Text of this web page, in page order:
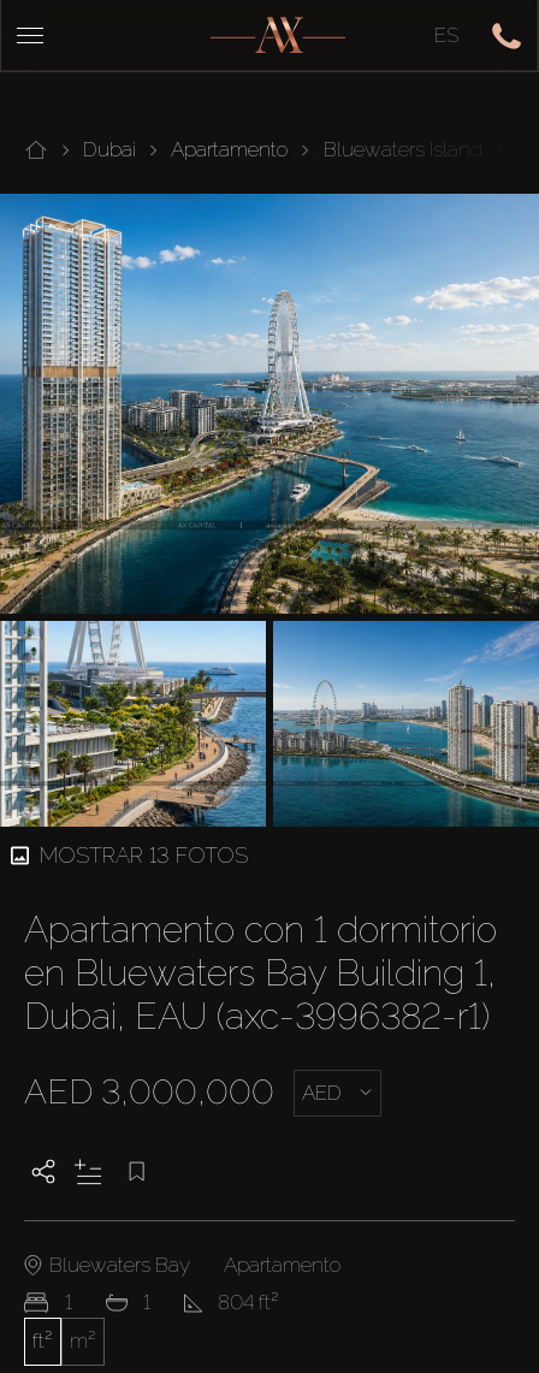
ES
Dubai Apartamento Bluewaters Island
MOSTRAR 13 FOTOS
Apartamento con 1 dormitorio
en Bluewaters Bay Building 1,
Dubai, EAU (axc-3996382-r1)
AED 3,000,000 AED
Bluewaters Bay
Apartamento
1
1
804 ft²
ft²
m²